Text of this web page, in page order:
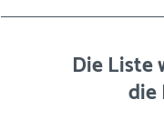
Die Liste
die